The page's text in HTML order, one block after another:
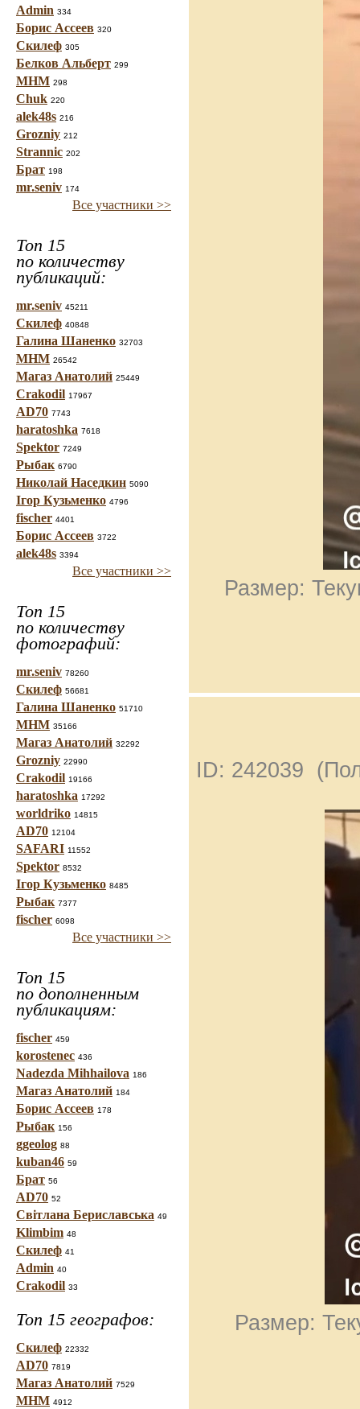
Admin 334
Борис Ассеев 320
Скилеф 305
Белков Альберт 299
МНМ 298
Chuk 220
alek48s 216
Grozniy 212
Strannic 202
Брат 198
mr.seniv 174
Все участники >>
Топ 15
по количеству
публикаций:
mr.seniv 45211
Скилеф 40848
Галина Шаненко 32703
МНМ 26542
Магаз Анатолий 25449
Crakodil 17967
AD70 7743
haratoshka 7618
Spektor 7249
Рыбак 6790
Николай Наседкин 5090
Ігор Кузьменко 4796
fischer 4401
Борис Ассеев 3722
alek48s 3394
Все участники >>
Топ 15
по количеству
фотографий:
mr.seniv 78260
Скилеф 56681
Галина Шаненко 51710
МНМ 35166
Магаз Анатолий 32292
Grozniy 22990
Crakodil 19166
haratoshka 17292
worldriko 14815
AD70 12104
SAFARI 11552
Spektor 8532
Ігор Кузьменко 8485
Рыбак 7377
fischer 6098
Все участники >>
Топ 15
по дополненным
публикациям:
fischer 459
korostenec 436
Nadezda Mihhailova 186
Магаз Анатолий 184
Борис Ассеев 178
Рыбак 156
ggeolog 88
kuban46 59
Брат 56
AD70 52
Світлана Бериславська 49
Klimbim 48
Скилеф 41
Admin 40
Crakodil 33
Топ 15 географов:
Скилеф 22332
AD70 7819
Магаз Анатолий 7529
МНМ 4912
Размер:
ID: 242039
Размер: